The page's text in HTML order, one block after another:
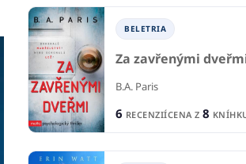
BELETRIA
Za zavřenými
B.A. Paris
6 RECENZIÍCENA Z 8